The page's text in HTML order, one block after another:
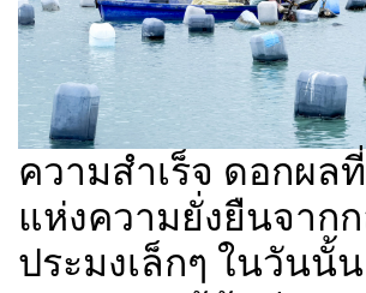
ความสำเร็จ ดอกผล
แห่งความยั่งยืนจาก
ประมงเล็กๆ ในวันนั้น